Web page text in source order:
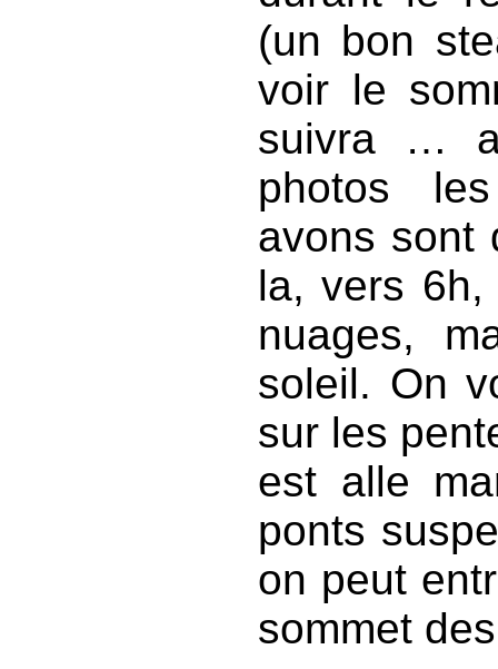
(un bon
voir le
suivra …
photos
avons sont
la, vers
nuages,
soleil. On
sur les
est alle
ponts
on peut
sommet